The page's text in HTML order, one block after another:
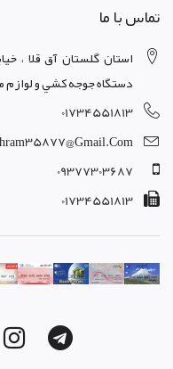
تماس با ما
دستگاه جوجه کشي و لوازم
01734551813
09377303687
01734551813